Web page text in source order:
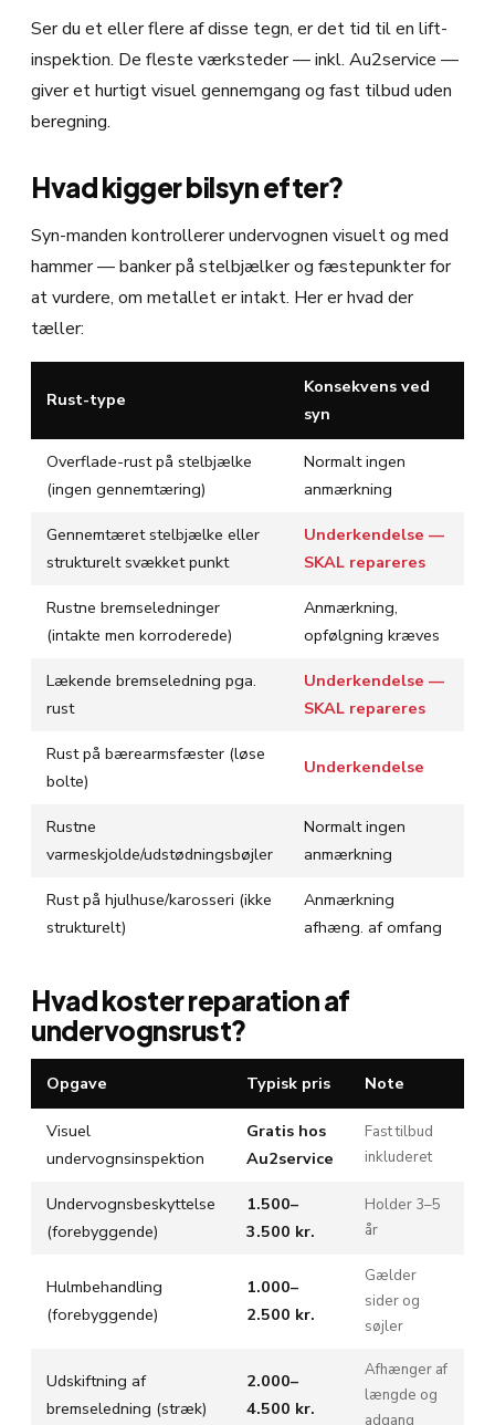
Ser du et eller flere af disse tegn, er det tid til en lift-
inspektion. De fleste værksteder — inkl. Au2service —
giver et hurtigt visuel gennemgang og fast tilbud uden
beregning.
Hvad kigger bilsyn efter?
Syn-manden kontrollerer undervognen visuelt og med
hammer — banker på stelbjælker og fæstepunkter for
at vurdere, om metallet er intakt. Her er hvad der
tæller:
Rust-type
Konsekvens ved
syn
Overflade-rust på stelbjælke
(ingen gennemtæring)
Normalt ingen
anmærkning
Gennemtæret stelbjælke eller
strukturelt svækket punkt
Underkendelse —
SKAL repareres
Rustne bremseledninger
(intakte men korroderede)
Anmærkning,
opfølgning kræves
Lækende bremseledning pga.
rust
Underkendelse —
SKAL repareres
Rust på bærearmsfæster (løse
bolte)
Underkendelse
Rustne
varmeskjolde/udstødningsbøjler
Normalt ingen
anmærkning
Rust på hjulhuse/karosseri (ikke
strukturelt)
Anmærkning
afhæng. af omfang
Hvad koster reparation af
undervognsrust?
Opgave Typisk pris Note
Visuel
undervognsinspektion
Gratis hos
Au2service
Fast tilbud
inkluderet
Undervognsbeskyttelse
(forebyggende)
1.500–
3.500 kr.
Holder 3–5
år
Hulmbehandling
(forebyggende)
1.000–
2.500 kr.
Gælder
sider og
søjler
Udskiftning af
bremseledning (stræk)
2.000–
4.500 kr.
Afhænger af
længde og
adgang